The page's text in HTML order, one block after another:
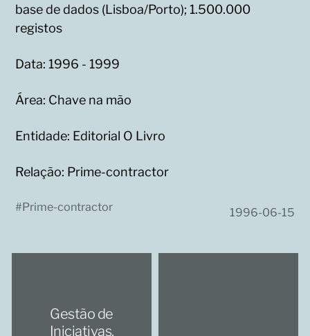
base de dados (Lisboa/Porto); 1.500.000
registos
Data: 1996 - 1999
Área: Chave na mão
Entidade: Editorial O Livro
Relação: Prime-contractor
#Prime-contractor 1996-06-15
Gestão de
Iniciativas,